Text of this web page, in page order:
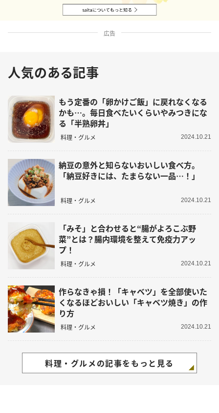
広告
人気のある記事
もう定番の「卵かけご飯」に戻れなくなる
かも…。毎日食べたいくらいやみつきにな
る「半熟卵丼」
料理・グルメ 2024.10.21
納豆の意外と知らないおいしい食べ方。
「納豆好きには、たまらない一品…！」
料理・グルメ 2024.10.21
「みそ」と合わせると“腸がよろこぶ野
菜”とは？腸内環境を整えて免疫力アッ
プ！
料理・グルメ 2024.10.21
作らなきゃ損！「キャベツ」を全部使いた
くなるほどおいしい「キャベツ焼き」の作
り方
料理・グルメ 2024.10.21
料理・グルメの記事をもっと見る